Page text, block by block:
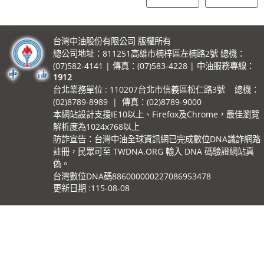
台灣中油股份有限公司 版權所有
總公司地址：811251高雄市楠梓區左楠路2號 總機：
(07)582-4141 | 傳真：(07)583-4228 | 中油服務專線：
1912
台北業務單位 : 110207台北市信義區松仁路3號 總機：
(02)8789-8989 | 傳真：(02)8789-9000
本網站設計支援IE10以上、Firefox及Chrome，最佳瀏覽
解析度為1024x768以上
防詐宣告：台灣中油全球資訊網已完成數位DNA識詐網路
註冊，民眾可至 TWDNA.ORG 輸入 DNA 碼驗證網站真
偽。
台灣數位DNA碼886000000227086953478
更新日期 115-08-08